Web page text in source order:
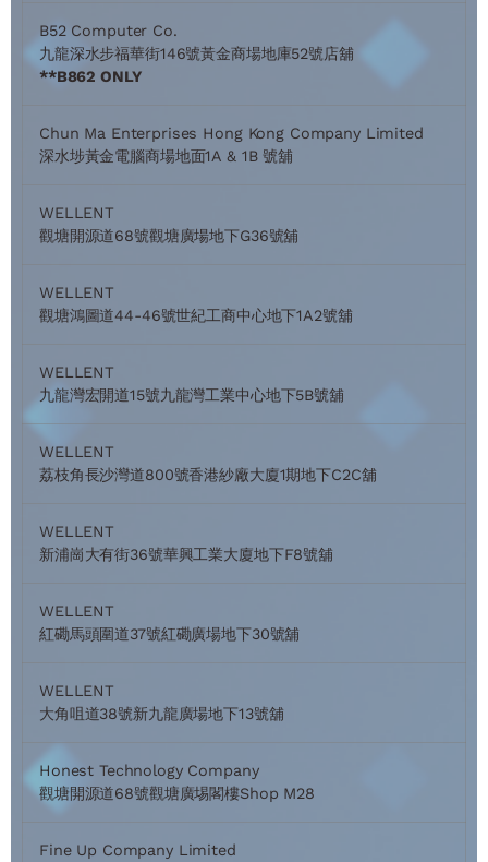
B52 Computer Co.
九龍深水步福華街146號黃金商場地庫52號店舖
**B862 ONLY
Chun Ma Enterprises Hong Kong Company Limited
深水埗黃金電腦商場地面1A & 1B 號舖
WELLENT
觀塘開源道68號觀塘廣場地下G36號舖
WELLENT
觀塘鴻圖道44-46號世紀工商中心地下1A2號舖
WELLENT
九龍灣宏開道15號九龍灣工業中心地下5B號舖
WELLENT
荔枝角長沙灣道800號香港紗廠大廈1期地下C2C舖
WELLENT
新浦崗大有街36號華興工業大廈地下F8號舖
WELLENT
紅磡馬頭圍道37號紅磡廣場地下30號舖
WELLENT
大角咀道38號新九龍廣場地下13號舖
Honest Technology Company
觀塘開源道68號觀塘廣埸閣樓Shop M28
Fine Up Company Limited